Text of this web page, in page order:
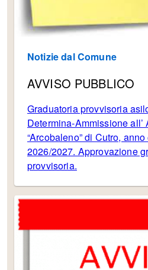
Notizie dal Comune
AVVISO PUBBLICO
Graduatoria provvisoria
Determina-Ammissione
“Arcobaleno” di Cutro,
2026/2027. Approvazione
provvisoria.